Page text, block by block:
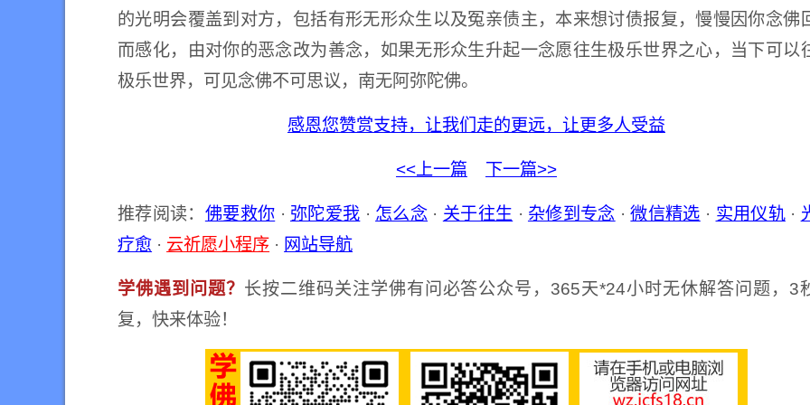
的光明会覆盖到对方，包括有形无形众生以及冤亲债主，本来想讨债报复，慢慢因你念佛
而感化，由对你的恶念改为善念，如果无形众生升起一念愿往生极乐世界之心，当下可以
极乐世界，可见念佛不可思议，南无阿弥陀佛。
感恩您赞赏支持，让我们走的更远，让更多人受益
<<上一篇 下一篇>>
推荐阅读： 佛要救你 · 弥陀爱我 · 怎么念 · 关于往生 · 杂修到专念 ·微信精选 · 实用仪轨·
疗愈 · 云祈愿小程序 · 网站导航
学佛遇到问题？ 长按二维码关注学佛有问必答公众号，365天*24小时无休解答问题，3
复，快来体验！